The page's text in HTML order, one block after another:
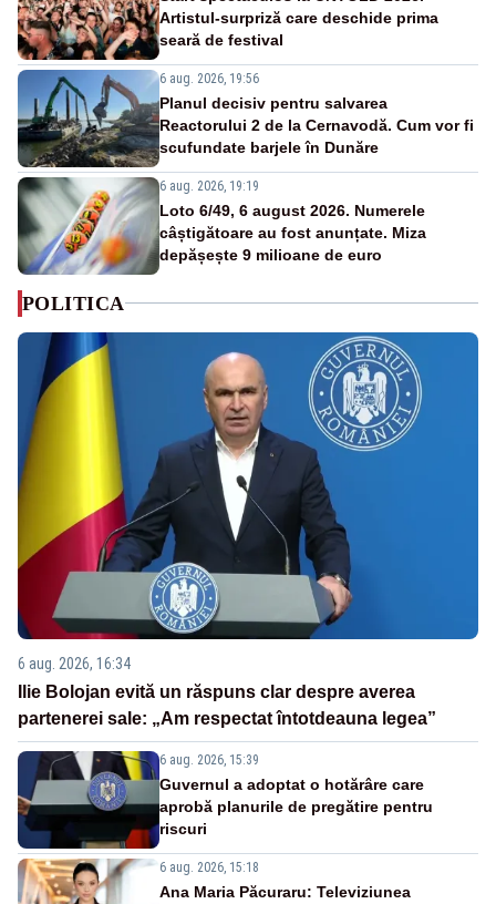
Artistul-surpriză care deschide prima
seară de festival
6 aug. 2026, 19:56
Planul decisiv pentru salvarea
Reactorului 2 de la Cernavodă. Cum vor fi
scufundate barjele în Dunăre
6 aug. 2026, 19:19
Loto 6/49, 6 august 2026. Numerele
câștigătoare au fost anunțate. Miza
depășește 9 milioane de euro
POLITICA
6 aug. 2026, 16:34
Ilie Bolojan evită un răspuns clar despre averea
partenerei sale: „Am respectat întotdeauna legea”
6 aug. 2026, 15:39
Guvernul a adoptat o hotărâre care
aprobă planurile de pregătire pentru
riscuri
6 aug. 2026, 15:18
Ana Maria Păcuraru: Televiziunea